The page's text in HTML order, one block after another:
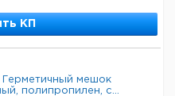
КП
мешок
полипропилен, с...